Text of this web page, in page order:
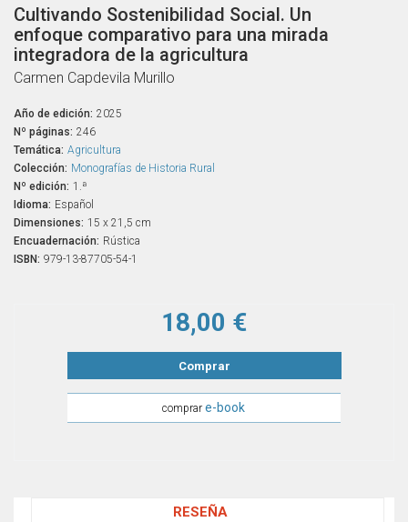
Cultivando Sostenibilidad Social. Un
enfoque comparativo para una mirada
integradora de la agricultura
Carmen Capdevila Murillo
Año de edición: 2025
Nº páginas: 246
Temática: Agricultura
Colección: Monografías de Historia Rural
Nº edición: 1.ª
Idioma: Español
Dimensiones: 15 x 21,5 cm
Encuadernación: Rústica
ISBN: 979-13-87705-54-1
18,00 €
Comprar
comprare-book
RESEÑA